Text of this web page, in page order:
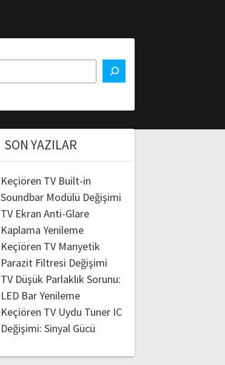
SON YAZILAR
Keçiören TV Built-in
Soundbar Modülü Değişimi
TV Ekran Anti-Glare
Kaplama Yenileme
Keçiören TV Manyetik
Parazit Filtresi Değişimi
TV Düşük Parlaklık Sorunu:
LED Bar Yenileme
Keçiören TV Uydu Tuner IC
Değişimi: Sinyal Gücü